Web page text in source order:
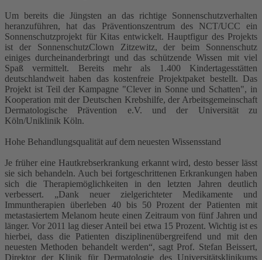
Um bereits die Jüngsten an das richtige Sonnenschutzverhalten
heranzuführen, hat das Präventionszentrum des NCT/UCC ein
Sonnenschutzprojekt für Kitas entwickelt. Hauptfigur des Projekts
ist der SonnenschutzClown Zitzewitz, der beim Sonnenschutz
einiges durcheinanderbringt und das schützende Wissen mit viel
Spaß vermittelt. Bereits mehr als 1.400 Kindertagesstätten
deutschlandweit haben das kostenfreie Projektpaket bestellt. Das
Projekt ist Teil der Kampagne "Clever in Sonne und Schatten", in
Kooperation mit der Deutschen Krebshilfe, der Arbeitsgemeinschaft
Dermatologische Prävention e.V. und der Universität zu
Köln/Uniklinik Köln.
Hohe Behandlungsqualität auf dem neuesten Wissensstand
Je früher eine Hautkrebserkrankung erkannt wird, desto besser lässt
sie sich behandeln. Auch bei fortgeschrittenen Erkrankungen haben
sich die Therapiemöglichkeiten in den letzten Jahren deutlich
verbessert. „Dank neuer zielgerichteter Medikamente und
Immuntherapien überleben 40 bis 50 Prozent der Patienten mit
metastasiertem Melanom heute einen Zeitraum von fünf Jahren und
länger. Vor 2011 lag dieser Anteil bei etwa 15 Prozent. Wichtig ist es
hierbei, dass die Patienten disziplinenübergreifend und mit den
neuesten Methoden behandelt werden“, sagt Prof. Stefan Beissert,
Direktor der Klinik für Dermatologie des Universitätsklinikums